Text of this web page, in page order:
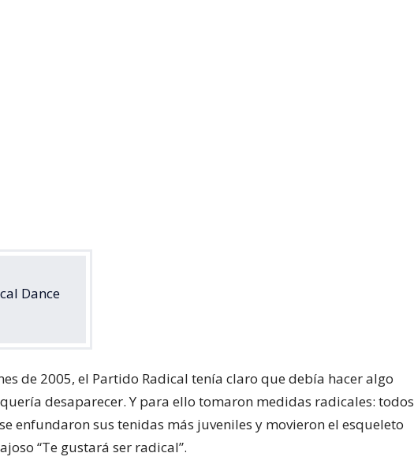
Dance
de 2005, el Partido Radical tenía claro que debía hacer algo
desaparecer. Y para ello tomaron medidas radicales: todos
enfundaron sus tenidas más juveniles y movieron el esqueleto
“Te gustará ser radical”.